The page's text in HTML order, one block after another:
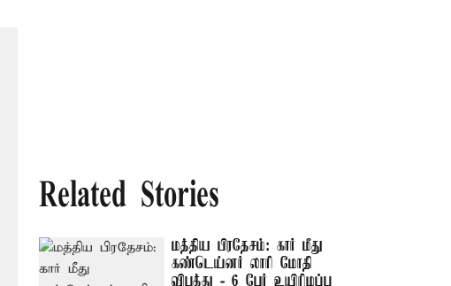
Related Stories
மத்திய பிரதேசம்: கார் மீது
கண்டெய்னர் லாரி மோதி
விபத்து - 6 பேர் உயிரிழப்பு